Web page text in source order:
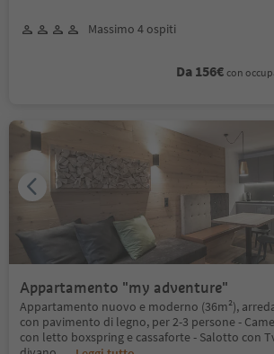
Massimo 4 ospiti
Da 156€ con
Appartamento "my adventure"
Appartamento nuovo e moderno (36m²),
con pavimento di legno, per 2-3 persone -
con letto boxspring e cassaforte - Salotto con